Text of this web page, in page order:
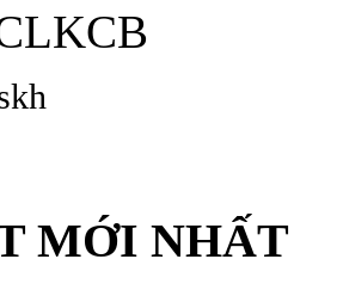
MỚI NHẤT